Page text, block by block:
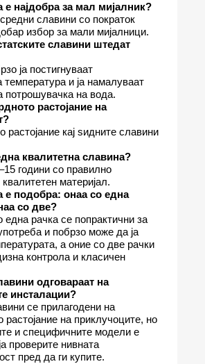
е најдобра за мал мијалник?
славини со пократок
избор за мали мијалници.
славини штедат
ја постигнуваат
температура и ја намалуваат
потрошувачка на вода.
растојание на
растојание кај ѕидните славини
квалитетна славина?
години со правилно
материјал.
е подобра: онаа со една
со две?
една рачка се попрактични за
и побрзо може да ја
а оние со две рачки
контрола и класичен
одговараат на
инсталации?
се прилагодени на
растојание на приклучоците, но
и специфичните модели е
проверите нивната
пред да ги купите.